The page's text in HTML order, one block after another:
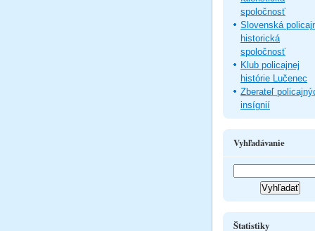
spoločnosť
Slovenská
historická
spoločnosť
Klub policajnej
histórie Lučenec
Zberateľ
insígnií
Vyhľadávanie
Štatistiky